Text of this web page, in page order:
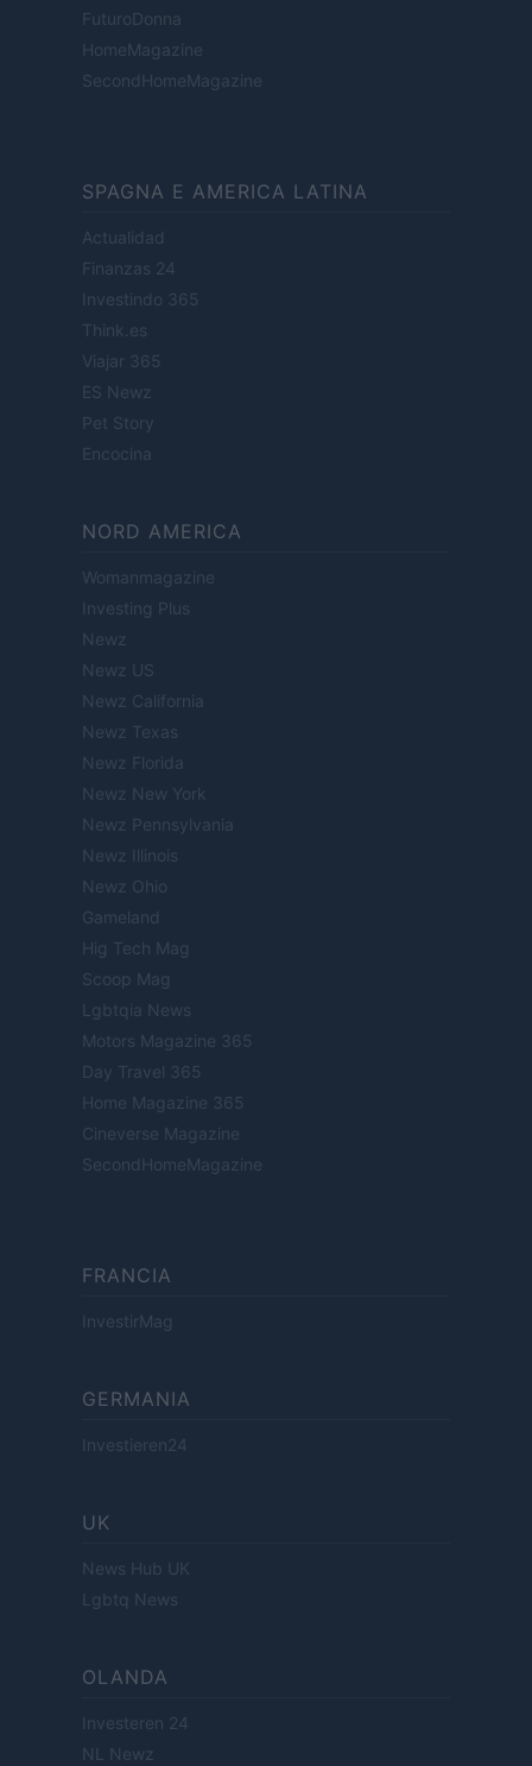
FuturoDonna
HomeMagazine
SecondHomeMagazine
SPAGNA E AMERICA LATINA
Actualidad
Finanzas 24
Investindo 365
Think.es
Viajar 365
ES Newz
Pet Story
Encocina
NORD AMERICA
Womanmagazine
Investing Plus
Newz
Newz US
Newz California
Newz Texas
Newz Florida
Newz New York
Newz Pennsylvania
Newz Illinois
Newz Ohio
Gameland
Hig Tech Mag
Scoop Mag
Lgbtqia News
Motors Magazine 365
Day Travel 365
Home Magazine 365
Cineverse Magazine
SecondHomeMagazine
FRANCIA
InvestirMag
GERMANIA
Investieren24
UK
News Hub UK
Lgbtq News
OLANDA
Investeren 24
NL Newz